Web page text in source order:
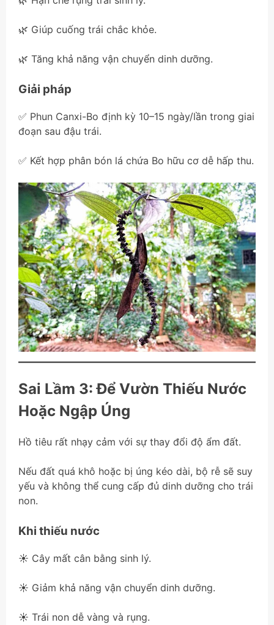
🌿 Giúp cuống trái chắc khỏe.
🌿 Tăng khả năng vận chuyển dinh dưỡng.
Giải pháp
✅ Phun Canxi-Bo định kỳ 10–15 ngày/lần trong giai
đoạn sau đậu trái.
✅ Kết hợp phân bón lá chứa Bo hữu cơ dễ hấp thu.
Sai Lầm 3: Để Vườn Thiếu Nước
Hoặc Ngập Úng
Hồ tiêu rất nhạy cảm với sự thay đổi độ ẩm đất.
Nếu đất quá khô hoặc bị úng kéo dài, bộ rễ sẽ suy
yếu và không thể cung cấp đủ dinh dưỡng cho trái
non.
Khi thiếu nước
☀️ Cây mất cân bằng sinh lý.
☀️ Giảm khả năng vận chuyển dinh dưỡng.
☀️ Trái non dễ vàng và rụng.